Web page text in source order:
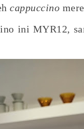
cappuccino
ini MYR12,